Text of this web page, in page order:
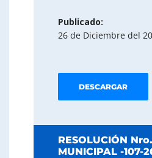
Publicado:
26 de Diciembre del
DESCARGAR
RESOLUCIÓN
MUNICIPAL -107-